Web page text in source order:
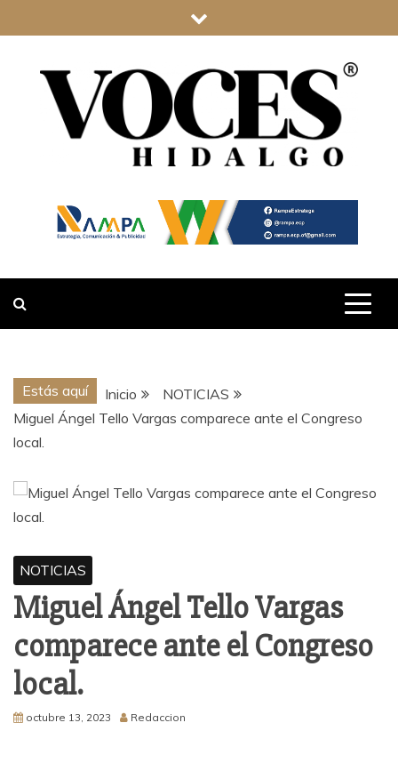
al
VOCES
HIDALGO
Estás aquí Inicio
NOTICIAS
Miguel Ángel Tello Vargas comparece ante el Congreso
local.
NOTICIAS
Miguel Ángel Tello Vargas
comparece ante el Congreso
local.
octubre 13, 2023 Redaccion